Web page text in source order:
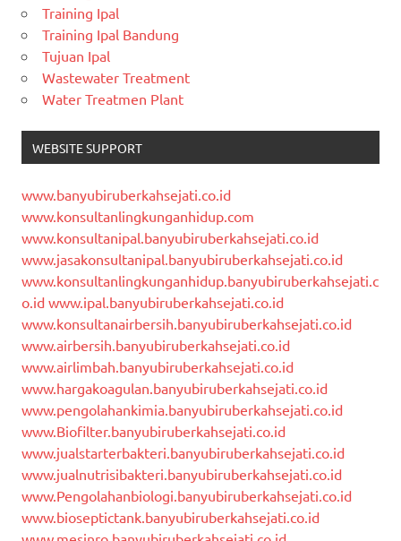
Training Ipal
Training Ipal Bandung
Tujuan Ipal
Wastewater Treatment
Water Treatmen Plant
WEBSITE SUPPORT
www.banyubiruberkahsejati.co.id
www.konsultanlingkunganhidup.com
www.konsultanipal.banyubiruberkahsejati.co.id
www.jasakonsultanipal.banyubiruberkahsejati.co.id
www.konsultanlingkunganhidup.banyubiruberkahsejati.c
o.id www.ipal.banyubiruberkahsejati.co.id
www.konsultanairbersih.banyubiruberkahsejati.co.id
www.airbersih.banyubiruberkahsejati.co.id
www.airlimbah.banyubiruberkahsejati.co.id
www.hargakoagulan.banyubiruberkahsejati.co.id
www.pengolahankimia.banyubiruberkahsejati.co.id
www.Biofilter.banyubiruberkahsejati.co.id
www.jualstarterbakteri.banyubiruberkahsejati.co.id
www.jualnutrisibakteri.banyubiruberkahsejati.co.id
www.Pengolahanbiologi.banyubiruberkahsejati.co.id
www.bioseptictank.banyubiruberkahsejati.co.id